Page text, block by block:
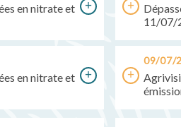
en nitrate et
en nitrate et
11/07/
09/07/